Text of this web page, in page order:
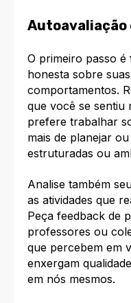
Autoavaliação
O primeiro passo
honesta sobre
comportamentos.
que você se sentiu
prefere trabalhar
mais de planejar
estruturadas ou
Analise também
as atividades que
Peça feedback de
professores ou
que percebem em
enxergam
em nós mesmos.​